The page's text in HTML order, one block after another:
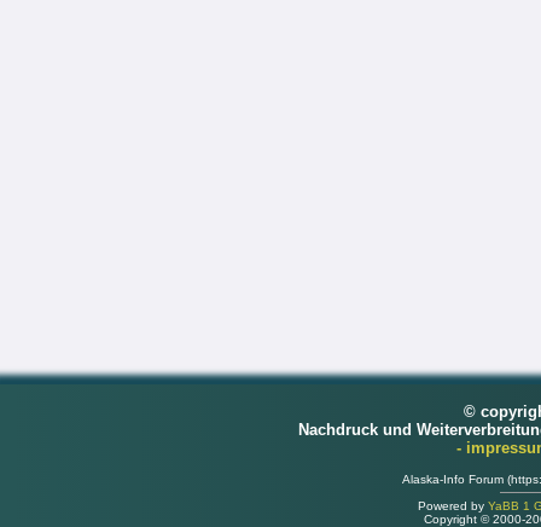
©
Nachdruck und
-
Alaska-Info Forum
Powered by YaBB 1
Copyright © 2000-